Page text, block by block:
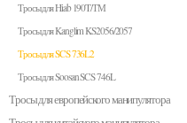
Тросы для Hiab 190T/ТМ
Тросы для Kanglim KS2056/2057
Тросы для SCS 736L2
Тросы для Soosan SCS 746L
Тросы для европейского манипулятора